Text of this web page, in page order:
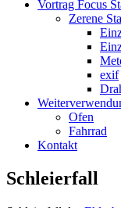
Vortrag Focus
Zerene
exif
Ofen
Fahrrad
Kontakt
Schleierfall